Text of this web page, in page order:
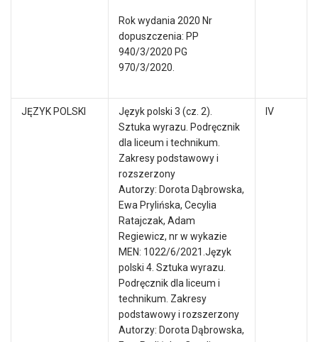
Rok wydania 2020 Nr
dopuszczenia: PP
940/3/2020 PG
970/3/2020.
JĘZYK POLSKI
Język polski 3 (cz. 2).
Sztuka wyrazu. Podręcznik
dla liceum i technikum.
Zakresy podstawowy i
rozszerzony
Autorzy: Dorota Dąbrowska,
Ewa Prylińska, Cecylia
Ratajczak, Adam
Regiewicz, nr w wykazie
MEN: 1022/6/2021.Język
polski 4. Sztuka wyrazu.
Podręcznik dla liceum i
technikum. Zakresy
podstawowy i rozszerzony
Autorzy: Dorota Dąbrowska,
IV